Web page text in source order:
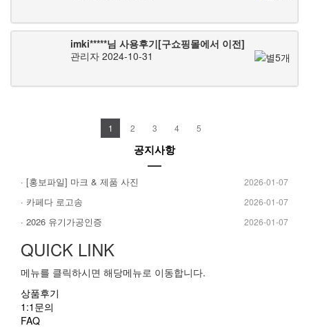
imki*****님 사용후기[구쇼핑몰에서 이전]
관리자 2024-10-31
1 2 3 4 5
공지사항
· [홍보파일] 마크 & 제품 사진 2026-01-07
· 카페다 로고송 2026-01-07
· 2026 유기가공인증 2026-01-07
QUICK LINK
메뉴를 클릭하시면 해당메뉴로 이동합니다.
상품후기
1:1문의
FAQ